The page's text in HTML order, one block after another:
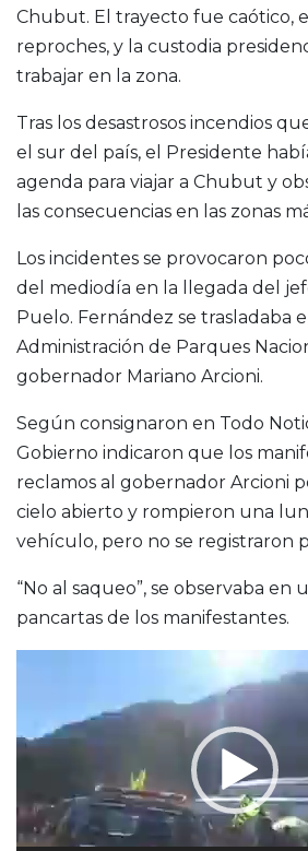
Chubut. El trayecto fue caótico,
reproches, y la custodia
trabajar en la zona.
Tras los desastrosos incendios
el sur del país, el Presidente
agenda para viajar a Chubut y
las consecuencias en las zonas
Los incidentes se provocaron
del mediodía en la llegada del
Puelo. Fernández se trasladaba
Administración de Parques
gobernador Mariano Arcioni.
Según consignaron en Todo
Gobierno indicaron que los
reclamos al gobernador Arcioni
cielo abierto y rompieron una
vehículo, pero no se registraron
“No al saqueo”, se observaba en
pancartas de los manifestantes.
video